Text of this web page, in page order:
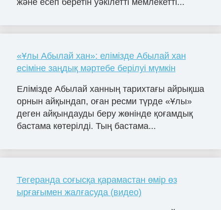
және есеп беретін уәкілетті мемлекетті...
«Ұлы Абылай хан»: елімізде Абылай хан
есіміне заңдық мәртебе берілуі мүмкін
Елімізде Абылай ханның тарихтағы айрықша
орнын айқындап, оған ресми түрде «Ұлы»
деген айқындауды беру жөнінде қоғамдық
бастама көтерілді. Тың бастама...
Тегеранда соғысқа қарамастан өмір өз
ырғағымен жалғасуда (видео)